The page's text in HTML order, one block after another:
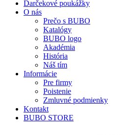
Darčekové poukážky
O nás
Prečo s BUBO
Katalógy
BUBO logo
Akadémia
História
Náš tím
Informácie
Pre firmy
Poistenie
Zmluvné podmienky
Kontakt
BUBO STORE